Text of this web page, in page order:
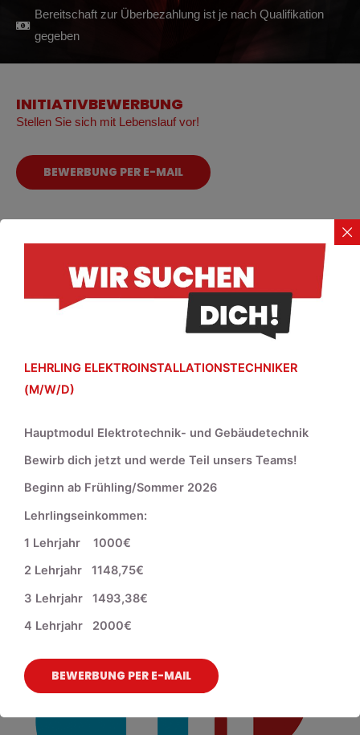
Bereitschaft zur Überbezahlung ist je nach Qualifikation
gegeben
INITIATIVBEWERBUNG
Stellen Sie sich mit Lebenslauf vor!
BEWERBUNG PER E-MAIL
LEHRLING ELEKTROINSTALLATIONSTECHNIKER
(M/W/D)
Hauptmodul Elektrotechnik- und Gebäudetechnik
Bewirb dich jetzt und werde Teil unsers Teams!
Beginn ab Frühling/Sommer 2026
Lehrlingseinkommen:
1 Lehrjahr 1000€
2 Lehrjahr 1148,75€
3 Lehrjahr 1493,38€
4 Lehrjahr 2000€
BEWERBUNG PER E-MAIL